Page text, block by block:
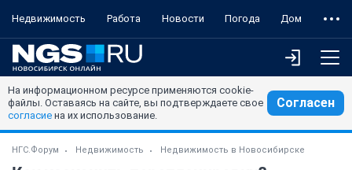
Недвижимость Работа Новости Погода Дом
На информационном ресурсе применяются cookie-
файлы. Оставаясь на сайте, вы подтверждаете свое
согласие на их использование.
Согласен
НГС.Форум Недвижимость Недвижимость в Новосибирске